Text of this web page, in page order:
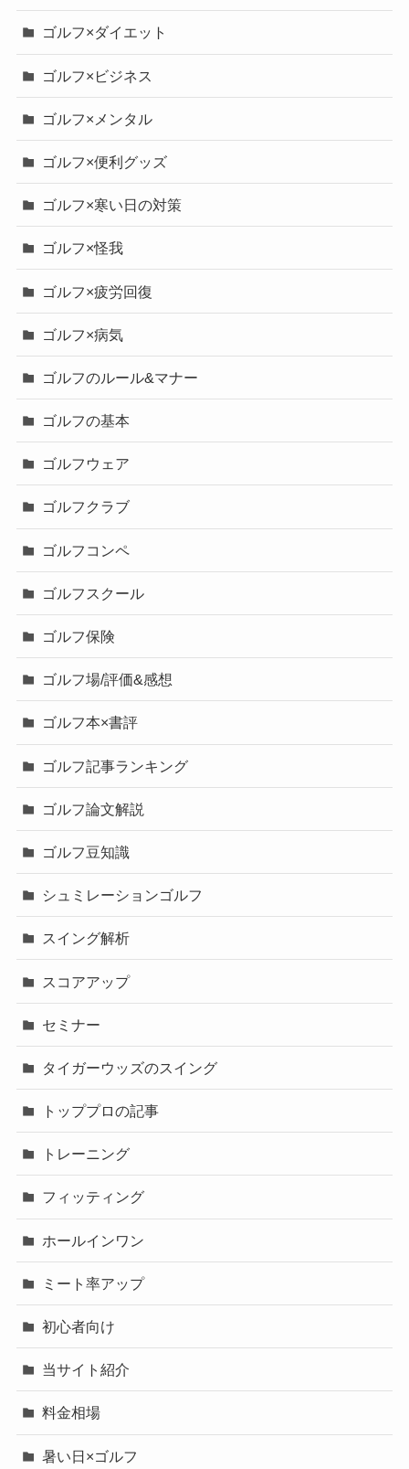
ゴルフ×ダイエット
ゴルフ×ビジネス
ゴルフ×メンタル
ゴルフ×便利グッズ
ゴルフ×寒い日の対策
ゴルフ×怪我
ゴルフ×疲労回復
ゴルフ×病気
ゴルフのルール&マナー
ゴルフの基本
ゴルフウェア
ゴルフクラブ
ゴルフコンペ
ゴルフスクール
ゴルフ保険
ゴルフ場/評価&感想
ゴルフ本×書評
ゴルフ記事ランキング
ゴルフ論文解説
ゴルフ豆知識
シュミレーションゴルフ
スイング解析
スコアアップ
セミナー
タイガーウッズのスイング
トッププロの記事
トレーニング
フィッティング
ホールインワン
ミート率アップ
初心者向け
当サイト紹介
料金相場
暑い日×ゴルフ